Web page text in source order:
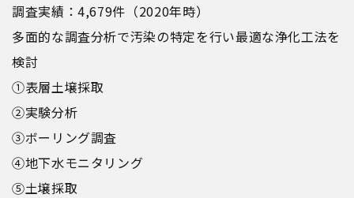
調査実績：4,679件（2020年時）
多面的な調査分析で汚染の特定を行い最適な浄化工法を
検討
①表層土壌採取
②実験分析
③ボーリング調査
④地下水モニタリング
⑤土壌採取